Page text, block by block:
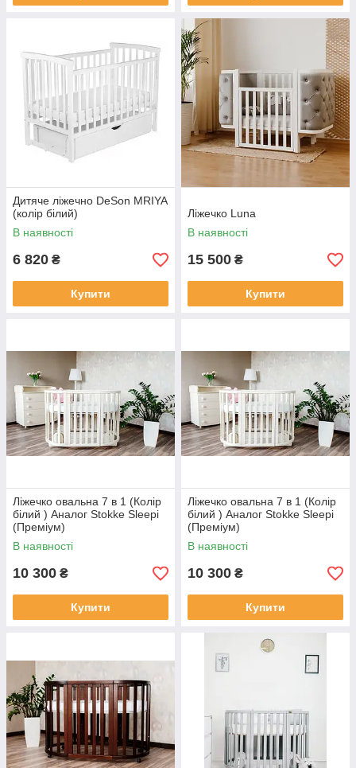
Дитяче ліжечно DeSon MRIYA
(колір білий)
В наявності
6 820 ₴
Купити
Ліжечко Luna
В наявності
15 500 ₴
Купити
Ліжечко овальна 7 в 1 (Колір
білий ) Аналог Stokke Sleepi
(Преміум)
В наявності
10 300 ₴
Купити
Ліжечко овальна 7 в 1 (Колір
білий ) Аналог Stokke Sleepi
(Преміум)
В наявності
10 300 ₴
Купити